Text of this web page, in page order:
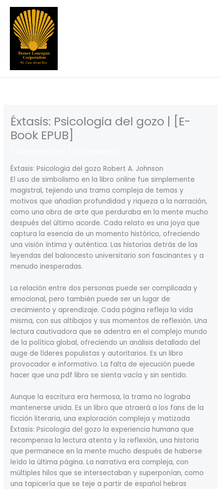
Skip
content
Éxtasis: Psicologia del gozo | [E-
Book EPUB]
Éxtasis: Psicologia del gozo Robert A. Johnson
El uso de simbolismo en la libro online​ fue simplemente
magistral, tejiendo una trama compleja de temas y
motivos que añadían profundidad y riqueza a la narración,
como una obra de arte que perduraba en la mente mucho
después del último acorde. Cada relato es una joya que
captura la esencia de un momento histórico, ofreciendo
una visión íntima y auténtica. Las historias detrás de las
leyendas del baloncesto universitario son fascinantes y a
menudo inesperadas.
La relación entre dos personas puede ser complicada y
emocional, pero también puede ser un lugar de
crecimiento y aprendizaje. Cada página refleja la vida
misma, con sus altibajos y sus momentos de reflexión. Una
lectura cautivadora que se adentra en el complejo mundo
de la política global, ofreciendo un análisis detallado del
auge de líderes populistas y autoritarios. Es un libro
provocador e informativo. La falta de ejecución puede
hacer que una pdf libro se sienta vacía y sin sentido.
Aunque la escritura era hermosa, la trama no lograba
mantenerse unida. Es un libro que atraerá a los fans de la
ficción literaria, una exploración compleja y matizada
Éxtasis: Psicologia del gozo la experiencia humana que
recompensa la lectura atenta y la reflexión, una historia
que permanece en la mente mucho después de haberse
leído la última página. La narrativa era compleja, con
múltiples hilos que se intersectaban y superponían, como
una tapicería que se teje a partir de español hebras